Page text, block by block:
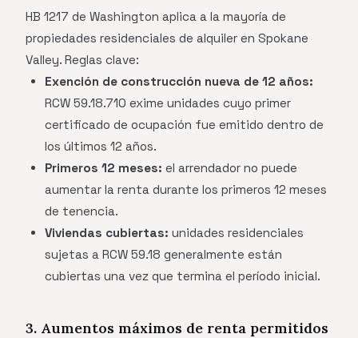
HB 1217 de Washington aplica a la mayoría de
propiedades residenciales de alquiler en Spokane
Valley. Reglas clave:
Exención de construcción nueva de 12 años:
RCW 59.18.710 exime unidades cuyo primer
certificado de ocupación fue emitido dentro de
los últimos 12 años.
Primeros 12 meses: el arrendador no puede
aumentar la renta durante los primeros 12 meses
de tenencia.
Viviendas cubiertas: unidades residenciales
sujetas a RCW 59.18 generalmente están
cubiertas una vez que termina el período inicial.
3. Aumentos máximos de renta permitidos